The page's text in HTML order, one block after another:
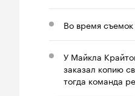
Во время
У Майкла
заказал копию
тогда команда